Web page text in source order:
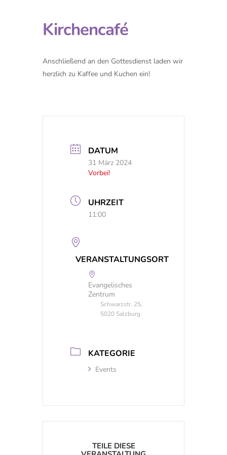
Kirchencafé
Anschließend an den Gottesdienst laden wir
herzlich zu Kaffee und Kuchen ein!
DATUM
31 März 2024
Vorbei!
UHRZEIT
11:00
VERANSTALTUNGSORT
Evangelisches
Zentrum
Schwarzstr. 25,
5020 Salzburg
KATEGORIE
Events
TEILE DIESE